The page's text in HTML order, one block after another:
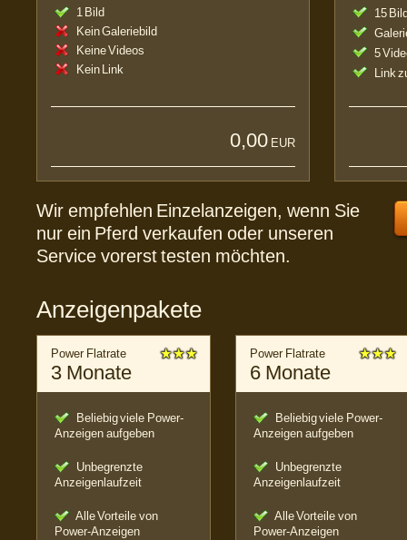
1 Bild
Kein Galeriebild
Keine Videos
Kein Link
0,00 EUR
15
5
Link
Wir empfehlen Einzelanzeigen, wenn Sie
nur ein Pferd verkaufen oder unseren
Service vorerst testen möchten.
Anzeigenpakete
Power Flatrate
3 Monate
Beliebig viele Power-
Anzeigen aufgeben
Unbegrenzte
Anzeigenlaufzeit
Alle Vorteile von
Power-Anzeigen
Power Flatrate
6 Monate
Beliebig viele Power-
Anzeigen aufgeben
Unbegrenzte
Anzeigenlaufzeit
Alle Vorteile von
Power-Anzeigen